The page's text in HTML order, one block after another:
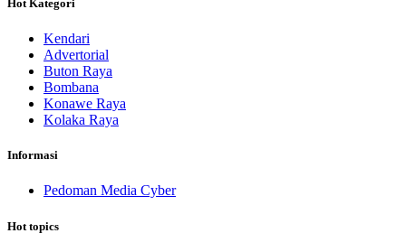
Hot Kategori
Kendari
Advertorial
Buton Raya
Bombana
Konawe Raya
Kolaka Raya
Informasi
Pedoman Media Cyber
Hot topics